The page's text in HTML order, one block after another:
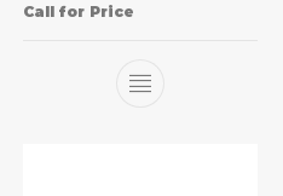
Call for Price